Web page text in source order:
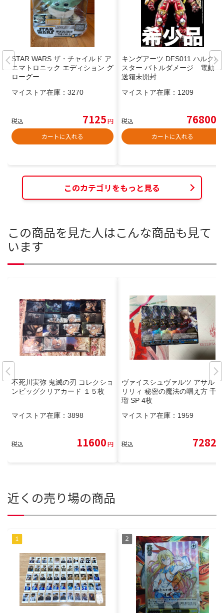
STAR WARS ザ・チャイルド ア
ニマトロニック エディション グ
ローグー
マイストア在庫： 3270
税込 7125円
カートに入れる
キングアーツ DFS011 ハルクバ
スター バトルダメージ 電動 輸
送箱未開封
マイストア在庫： 1209
税込 76800
カートに入れる
このカテゴリをもっと見る
この商品を見た人はこんな商品も見て
います
不死川実弥 鬼滅の刃 コレクショ
ンビッグクリアカード １５枚
マイストア在庫： 3898
税込 11600円
ヴァイスシュヴァルツ アサルト
リリィ 秘密の魔法の唱え方 千香
瑠 SP 4枚
マイストア在庫： 1959
税込 7282
近くの売り場の商品